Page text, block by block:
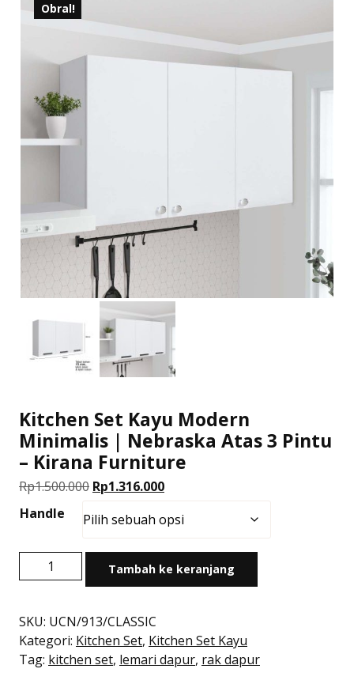
Obral!
Kitchen Set Kayu Modern
Minimalis | Nebraska Atas 3 Pintu
– Kirana Furniture
Rp1.500.000 Harga
adalah:
Rp1.316.000Harga
ini
Rp1.316.000.
Handle
Kuantitas
Kitchen
Kayu
Modern
Minimalis
Tambah ke keranjang
SKU: UCN/913/CLASSIC
Kategori: Kitchen Set, Kitchen Set Kayu
Tag: kitchen set, lemari dapur, rak dapur